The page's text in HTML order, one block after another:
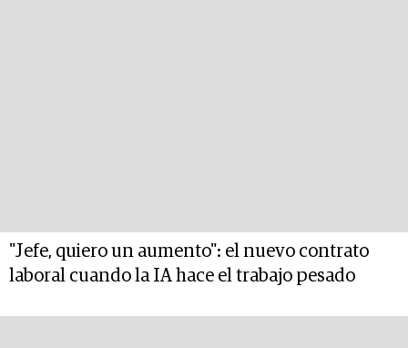
"Jefe, quiero un aumento": el nuevo contrato
laboral cuando la IA hace el trabajo pesado